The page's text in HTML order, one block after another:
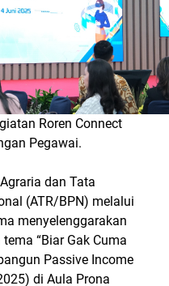
Roren Connect
Pegawai.
dan Tata
(ATR/BPN) melalui
menyelenggarakan
“Biar Gak Cuma
Passive Income
di Aula Prona